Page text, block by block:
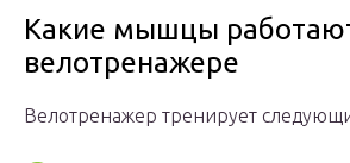
Какие мышцы
велотренажере
Велотренажер тренирует